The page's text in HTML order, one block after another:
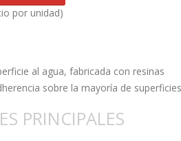
por unidad)
al agua, fabricada con resinas
sobre la mayoría de
PRINCIPALES